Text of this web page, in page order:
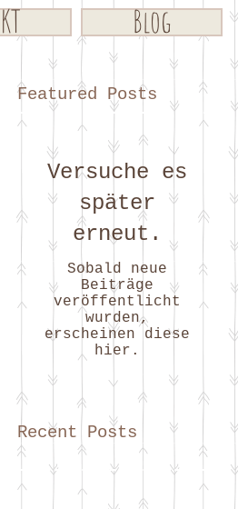
Blog
Featured Posts
Versuche es
später
erneut.
Sobald neue
Beiträge
veröffentlicht
wurden,
erscheinen diese
hier.
Recent Posts